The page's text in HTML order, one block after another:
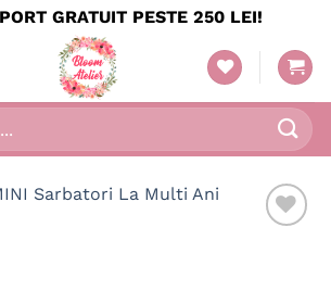
GRATUIT PESTE 250 LEI!